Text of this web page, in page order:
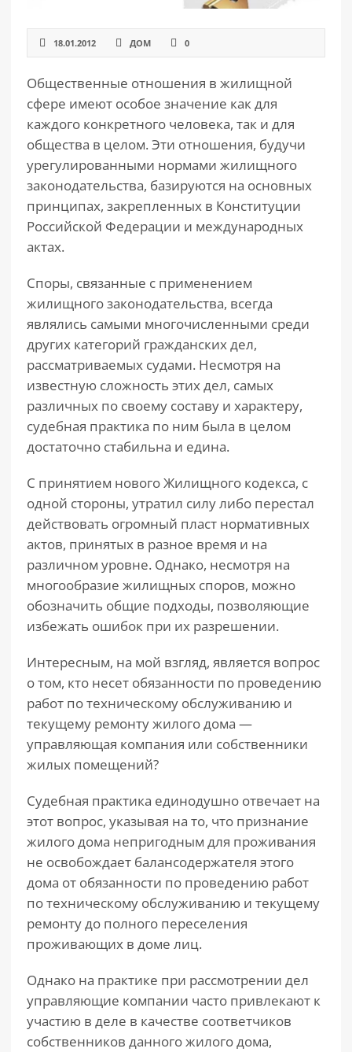
18.01.2012 ДОМ 0
Общественные отношения в жилищной
сфере имеют особое значение как для
каждого конкретного человека, так и для
общества в целом. Эти отношения, будучи
урегулированными нормами жилищного
законодательства, базируются на основных
принципах, закрепленных в Конституции
Российской Федерации и международных
актах.
Споры, связанные с применением
жилищного законодательства, всегда
являлись самыми многочисленными среди
других категорий гражданских дел,
рассматриваемых судами. Несмотря на
известную сложность этих дел, самых
различных по своему составу и характеру,
судебная практика по ним была в целом
достаточно стабильна и едина.
С принятием нового Жилищного кодекса, с
одной стороны, утратил силу либо перестал
действовать огромный пласт нормативных
актов, принятых в разное время и на
различном уровне. Однако, несмотря на
многообразие жилищных споров, можно
обозначить общие подходы, позволяющие
избежать ошибок при их разрешении.
Интересным, на мой взгляд, является вопрос
о том, кто несет обязанности по проведению
работ по техническому обслуживанию и
текущему ремонту жилого дома —
управляющая компания или собственники
жилых помещений?
Судебная практика единодушно отвечает на
этот вопрос, указывая на то, что признание
жилого дома непригодным для проживания
не освобождает балансодержателя этого
дома от обязанности по проведению работ
по техническому обслуживанию и текущему
ремонту до полного переселения
проживающих в доме лиц.
Однако на практике при рассмотрении дел
управляющие компании часто привлекают к
участию в деле в качестве соответчиков
собственников данного жилого дома,